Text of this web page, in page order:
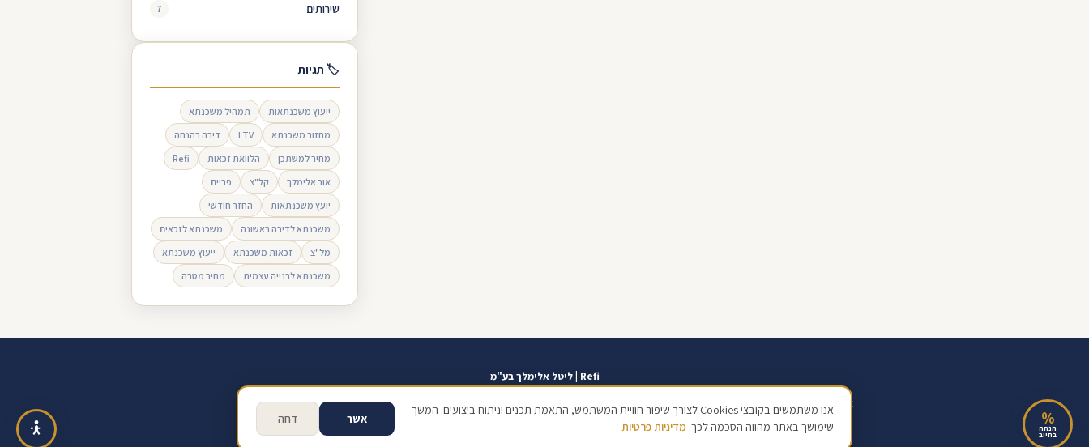
שירותים 7
🏷 תגיות
ייעוץ משכנתאות
תמהיל משכנתא
מחזור משכנתא
LTV
דירה בהנחה
מחיר למשתכן
הלוואת זכאות
Refi
אור אלימלך
קל"צ
פריים
יועץ משכנתאות
החזר חודשי
משכנתא לדירה ראשונה
משכנתא לזכאים
מל"צ
זכאות משכנתא
ייעוץ משכנתא
משכנתא לבנייה עצמית
מחיר מטרה
Refi | ליטל אלימלך בע"מ
אודות
צור קשר אזור אישי כתוב ביקורת בגוגל
תנאי שימוש
© 2026 ליטל אלימלך בע"מ · ח.פ 517128138 · כל הזכויות שמורות | מידע כללי בלבד, אינו ייעוץ פיננסי מחייב
אנו משתמשים בקובצי Cookies לצורך שיפור חוויית המשתמש, התאמת תכנים וניתוח ביצועים. המשך
שימושך באתר מהווה הסכמה לכך. מדיניות פרטיות
דחה אשר %
הנחה
בחיוב